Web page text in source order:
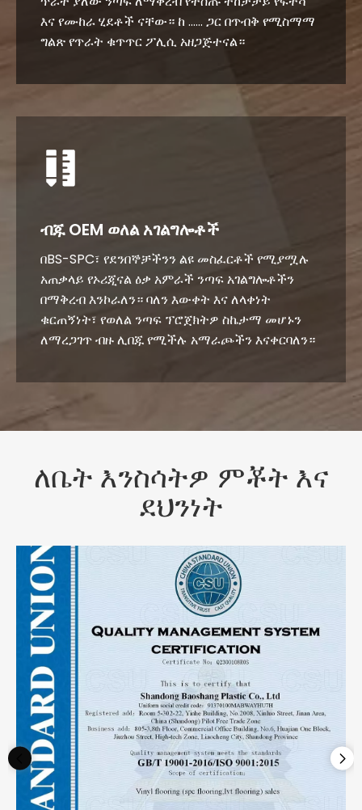
እና የሙከራ ሂደቶች ናቸው። ከ ...... ጋር በጥብቅ የሚስማማ
ግልጽ የጥራት ቁጥጥር ፖሊሲ አዘጋጅተናል።
ብጁ OEM ወለል አገልግሎቶች
በBS-SPC፣ የደንበኞቻችንን ልዩ መስፈርቶች የሚያሟሉ
አጠቃላይ የኦሪጂናል ዕቃ አምራች ንጣፍ አገልግሎቶችን
በማቅረብ እንኮራለን።ባለን እውቀት እና ለላቀነት
ቁርጠኝነት፣ የወለል ንጣፍ ፕሮጀክትዎ ስኬታማ መሆኑን
ለማረጋገጥ ብዙ ሊበጁ የሚችሉ አማራጮችን እናቀርባለን።
ለቤት እንስሳትዎ ምቾት እና
ደህንነት